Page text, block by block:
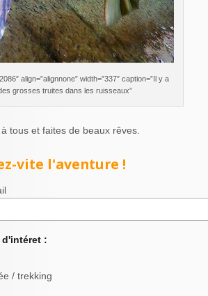
align=”alignnone” width=”337″ caption=”Il y a
grosses truites dans les ruisseaux”
tous et faites de beaux rêves.
vite l'aventure !
d'intéret :
/ trekking